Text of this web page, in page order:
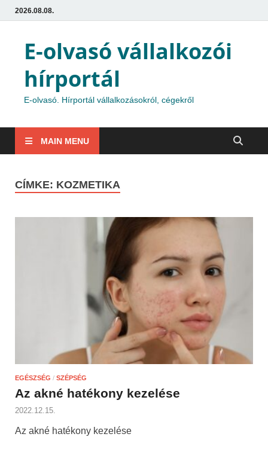
2026.08.08.
E-olvasó vállalkozói
hírportál
E-olvasó. Hírportál vállalkozásokról, cégekről
MAIN MENU
CÍMKE: KOZMETIKA
EGÉSZSÉG / SZÉPSÉG
Az akné hatékony kezelése
2022.12.15.
Az akné hatékony kezelése